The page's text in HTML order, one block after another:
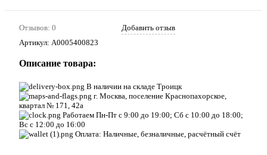
Отзывов: 0
Добавить отзыв
Артикул: A0005400823
Описание товара:
В наличии на складе Троицк
г. Москва, поселение Краснопахорское,
квартал № 171, 42а
Работаем Пн-Пт с 9:00 до 19:00; Сб с 10:00 до 18:00;
Вс с 12:00 до 16:00
Оплата: Наличные, безналичные, расчётный счёт